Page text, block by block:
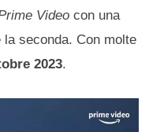
Video con una
seconda. Con molte
2023.